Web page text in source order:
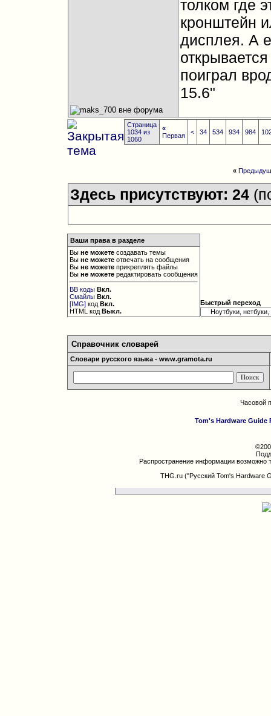
толком где
кронштейн
дисплея. А
поиграл
15.6"
Страница
1034 из
1060
«
Первая
< 34 534 934 984
«
Здесь присутствуют: 24
Ваши права в разделе
Выне можете создавать темы
Выне можете отвечать на сообщения
Выне можете прикреплять файлы
Выне можете редактировать сообщения
BB коды Вкл.
Смайлы Вкл.
[IMG] кодВкл.
HTML кодВыкл.
Быстрый переход
Справочник словарей
Словари русского языка - www.gramota.ru
Часовой
Tom's Hardware Guide
Распространение информации возможно
THG.ru ("Русский Tom's Hardware